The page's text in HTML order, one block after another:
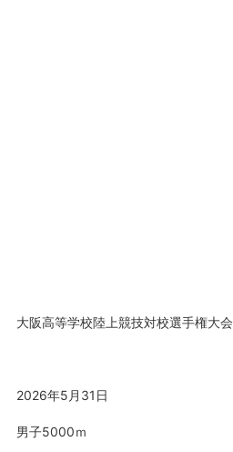
大阪高等学校陸上競技対校選手権大会
2026年5月31日
男子5000ｍ